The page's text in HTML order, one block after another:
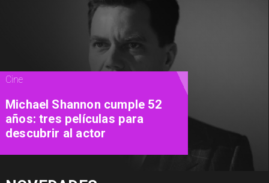
Cine
Michael Shannon cumple 52
años: tres películas para
descubrir al actor